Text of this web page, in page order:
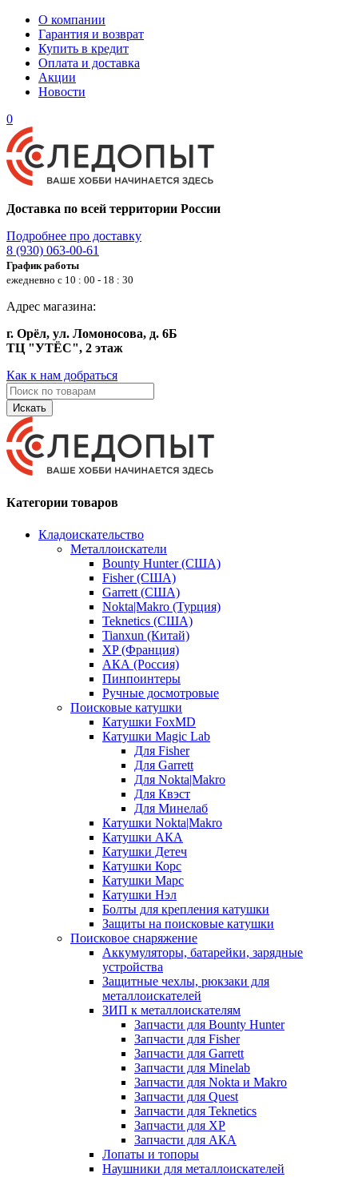
О компании
Гарантия и возврат
Купить в кредит
Оплата и доставка
Акции
Новости
0
Доставка по всей территории России
Подробнее про доставку
8 (930) 063-00-61
График работы
ежедневно с 10 : 00 - 18 : 30
Адрес магазина:
г. Орёл, ул. Ломоносова, д. 6Б
ТЦ "УТЁС", 2 этаж
Как к нам добраться
Искать
Категории товаров
Кладоискательство
Металлоискатели
Bounty Hunter (США)
Fisher (США)
Garrett (США)
Nokta|Makro (Турция)
Teknetics (США)
Tianxun (Китай)
XP (Франция)
АКА (Россия)
Пинпоинтеры
Ручные досмотровые
Поисковые катушки
Катушки FoxMD
Катушки Magic Lab
Для Fisher
Для Garrett
Для Nokta|Makro
Для Квэст
Для Минелаб
Катушки Nokta|Makro
Катушки АКА
Катушки Детеч
Катушки Корс
Катушки Марс
Катушки Нэл
Болты для крепления катушки
Защиты на поисковые катушки
Поисковое снаряжение
Аккумуляторы, батарейки, зарядные
устройства
Защитные чехлы, рюкзаки для
металлоискателей
ЗИП к металлоискателям
Запчасти для Bounty Hunter
Запчасти для Fisher
Запчасти для Garrett
Запчасти для Minelab
Запчасти для Nokta и Makro
Запчасти для Quest
Запчасти для Teknetics
Запчасти для XP
Запчасти для АКА
Лопаты и топоры
Наушники для металлоискателей